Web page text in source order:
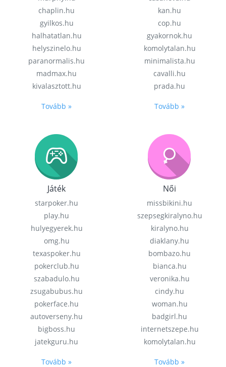
chaplin.hu
gyilkos.hu
halhatatlan.hu
helyszinelo.hu
paranormalis.hu
madmax.hu
kivalasztott.hu
Tovább »
kan.hu
cop.hu
gyakornok.hu
komolytalan.hu
minimalista.hu
cavalli.hu
prada.hu
Tovább »
Játék
starpoker.hu
play.hu
hulyegyerek.hu
omg.hu
texaspoker.hu
pokerclub.hu
szabadulo.hu
zsugabubus.hu
pokerface.hu
autoverseny.hu
bigboss.hu
jatekguru.hu
Tovább »
Női
missbikini.hu
szepsegkiralyno.hu
kiralyno.hu
diaklany.hu
bombazo.hu
bianca.hu
veronika.hu
cindy.hu
woman.hu
badgirl.hu
internetszepe.hu
komolytalan.hu
Tovább »